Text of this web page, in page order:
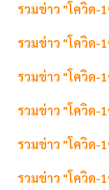
รวมข่าว "โควิด-
รวมข่าว "โควิด-
รวมข่าว "โควิด-
รวมข่าว "โควิด-
รวมข่าว "โควิด-
รวมข่าว "โควิด-